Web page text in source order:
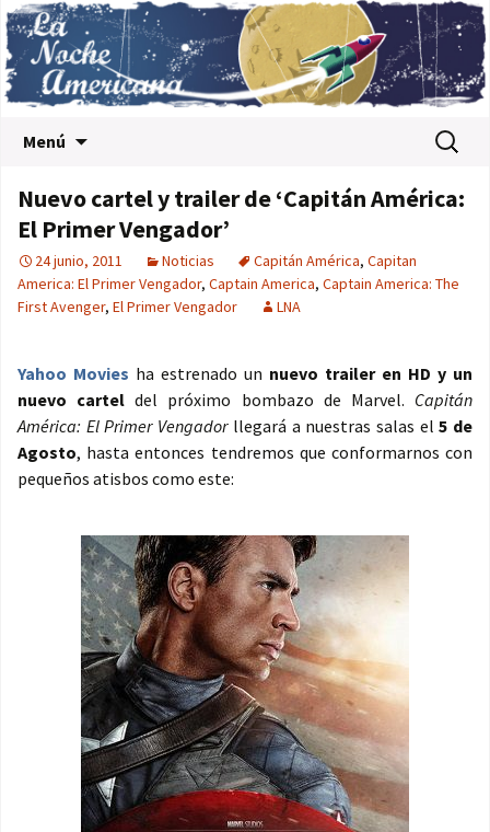
Menú Buscar:
Nuevo cartel y trailer de ‘Capitán América:
El Primer Vengador’
24 junio, 2011 Noticias Capitán América, Capitan
America: El Primer Vengador, Captain America, Captain America: The
First Avenger, El Primer Vengador LNA
Yahoo Movies ha estrenado un nuevo trailer en HD y un
nuevo carteldel próximo bombazo de Marvel. Capitán
América: El Primer Vengadorllegará a nuestras salas el 5 de
Agosto, hasta entonces tendremos que conformarnos con
pequeños atisbos como este: